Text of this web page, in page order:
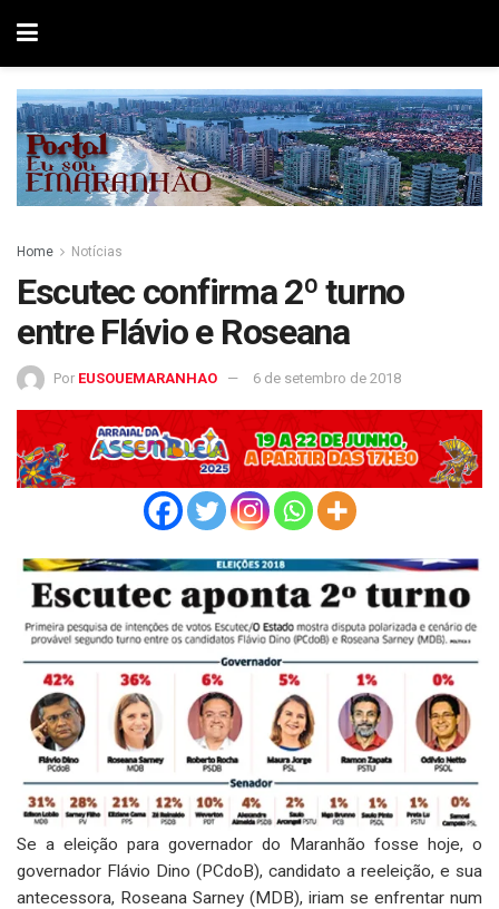
Home Notícias
Escutec confirma 2º turno
entre Flávio e Roseana
Por EUSOUEMARANHAO 6 de setembro de 2018
Se a eleição para governador do Maranhão fosse hoje, o
governador Flávio Dino (PCdoB), candidato a reeleição, e sua
antecessora, Roseana Sarney (MDB), iriam se enfrentar num